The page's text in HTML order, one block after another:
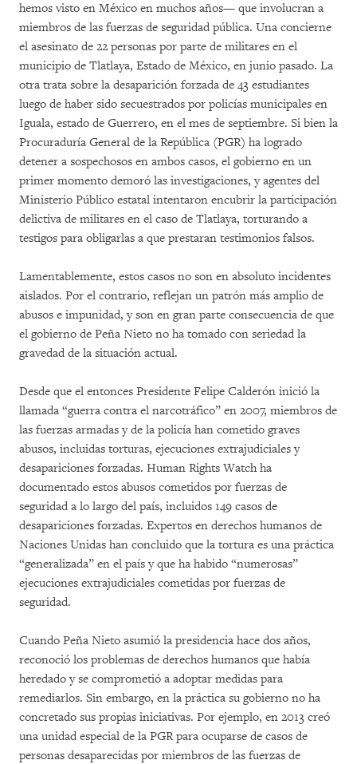
hemos visto en México en muchos años— que involucran a
miembros de las fuerzas de seguridad pública. Una concierne
el asesinato de 22 personas por parte de militares en el
municipio de Tlatlaya, Estado de México, en junio pasado. La
otra trata sobre la desaparición forzada de 43 estudiantes
luego de haber sido secuestrados por policías municipales en
Iguala, estado de Guerrero, en el mes de septiembre. Si bien la
Procuraduría General de la República (PGR) ha logrado
detener a sospechosos en ambos casos, el gobierno en un
primer momento demoró las investigaciones, y agentes del
Ministerio Público estatal intentaron encubrir la participación
delictiva de militares en el caso de Tlatlaya, torturando a
testigos para obligarlas a que prestaran testimonios falsos.
Lamentablemente, estos casos no son en absoluto incidentes
aislados. Por el contrario, reflejan un patrón más amplio de
abusos e impunidad, y son en gran parte consecuencia de que
el gobierno de Peña Nieto no ha tomado con seriedad la
gravedad de la situación actual.
Desde que el entonces Presidente Felipe Calderón inició la
llamada “guerra contra el narcotráfico” en 2007, miembros de
las fuerzas armadas y de la policía han cometido graves
abusos, incluidas torturas, ejecuciones extrajudiciales y
desapariciones forzadas. Human Rights Watch ha
documentado estos abusos cometidos por fuerzas de
seguridad a lo largo del país, incluidos 149 casos de
desapariciones forzadas. Expertos en derechos humanos de
Naciones Unidas han concluido que la tortura es una práctica
“generalizada” en el país y que ha habido “numerosas”
ejecuciones extrajudiciales cometidas por fuerzas de
seguridad.
Cuando Peña Nieto asumió la presidencia hace dos años,
reconoció los problemas de derechos humanos que había
heredado y se comprometió a adoptar medidas para
remediarlos. Sin embargo, en la práctica su gobierno no ha
concretado sus propias iniciativas. Por ejemplo, en 2013 creó
una unidad especial de la PGR para ocuparse de casos de
personas desaparecidas por miembros de las fuerzas de